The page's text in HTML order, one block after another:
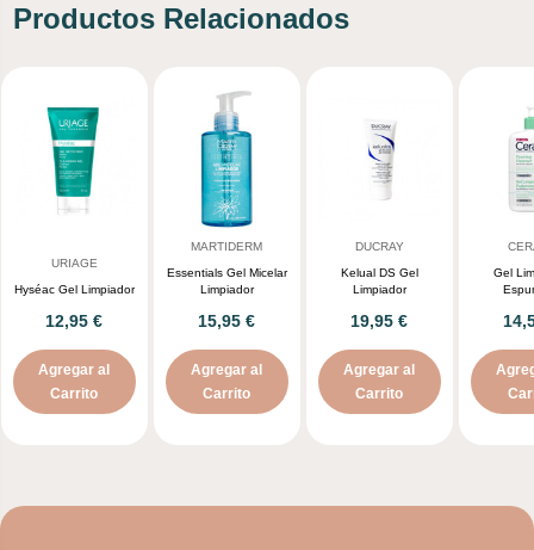
Productos Relacionados
URIAGE
Hyséac Gel Limpiador
12,95 €
Agregar al
Carrito
MARTIDERM
Essentials Gel Micelar
Limpiador
15,95 €
Agregar al
Carrito
DUCRAY
Kelual DS Gel
Limpiador
19,95 €
Agregar al
Carrito
Gel